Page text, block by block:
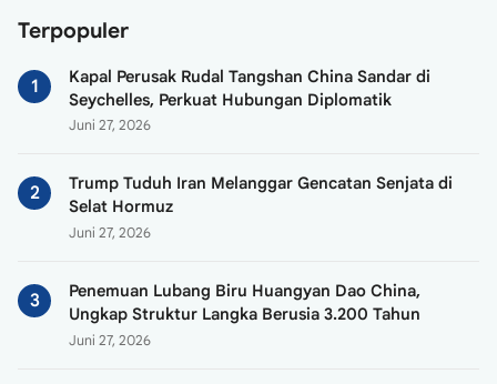
Terpopuler
Kapal Perusak Rudal Tangshan China Sandar di
Seychelles, Perkuat Hubungan Diplomatik
Juni 27, 2026
Trump Tuduh Iran Melanggar Gencatan Senjata di
Selat Hormuz
Juni 27, 2026
Penemuan Lubang Biru Huangyan Dao China,
Ungkap Struktur Langka Berusia 3.200 Tahun
Juni 27, 2026